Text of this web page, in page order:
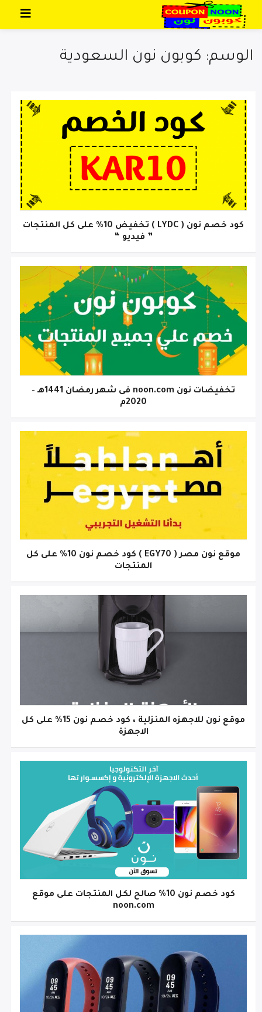
الوسم: كوبون نون السعودية
كود خصم نون ( LYDC ) تخفيض 10% على كل المنتجات
” فيديو “
تخفيضات نون noon.com فى شهر رمضان 1441هـ –
2020م
موقع نون مصر ( EGY70 ) كود خصم نون 10% على كل
المنتجات
موقع نون للاجهزه المنزلية ، كود خصم نون 15% على كل
الاجهزة
كود خصم نون 10% صالح لكل المنتجات على موقع
noon.com